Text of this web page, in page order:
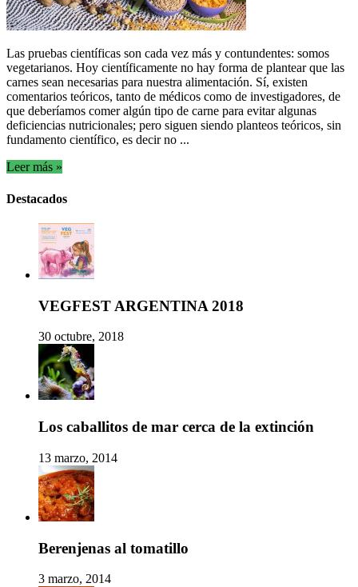
Las pruebas científicas son cada vez más y contundentes: somos
vegetarianos. Hoy científicamente no hay forma de plantear que las
carnes sean necesarias para nuestra alimentación. Sí, existen
comentarios teóricos, tanto de médicos como de investigadores, de
que deberíamos comer algún tipo de carne para evitar algunas
deficiencias nutricionales; pero siguen siendo planteos teóricos, sin
fundamento científico, es decir no ...
Leer más »
Destacados
VEGFEST ARGENTINA 2018
30 octubre, 2018
Los caballitos de mar cerca de la extinción
13 marzo, 2014
Berenjenas al tomatillo
3 marzo, 2014